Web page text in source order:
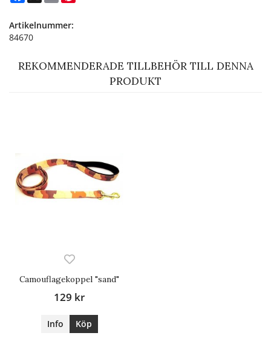
Artikelnummer:
84670
REKOMMENDERADE TILLBEHÖR TILL DENNA
PRODUKT
Camouflagekoppel "sand"
129 kr
Info Köp